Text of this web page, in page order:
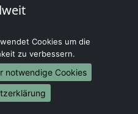
nach Hamburg
nach München
nach Köln
nach Frankfurt am
Cookies um die
zu verbessern.
notwendige Cookies